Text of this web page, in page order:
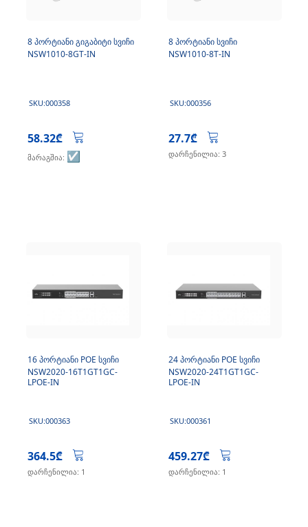
8 პორტიანი გიგაბიტი სვიჩი
NSW1010-8GT-IN
SKU:000358
58.32₾
მარაგშია: ☑️
8 პორტიანი სვიჩი
NSW1010-8T-IN
SKU:000356
27.7₾
დარჩენილია: 3
16 პორტიანი POE სვიჩი
NSW2020-16T1GT1GC-
LPOE-IN
SKU:000363
364.5₾
დარჩენილია: 1
24 პორტიანი POE სვიჩი
NSW2020-24T1GT1GC-
LPOE-IN
SKU:000361
459.27₾
დარჩენილია: 1